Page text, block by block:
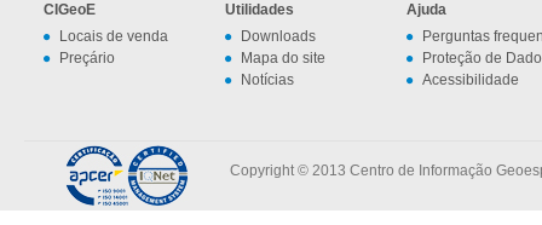
CIGeoE
Locais de venda
Preçário
Utilidades
Downloads
Mapa do site
Notícias
Ajuda
Perguntas
Proteção de
Acessibilidade
Copyright © 2013 Centro de Informação